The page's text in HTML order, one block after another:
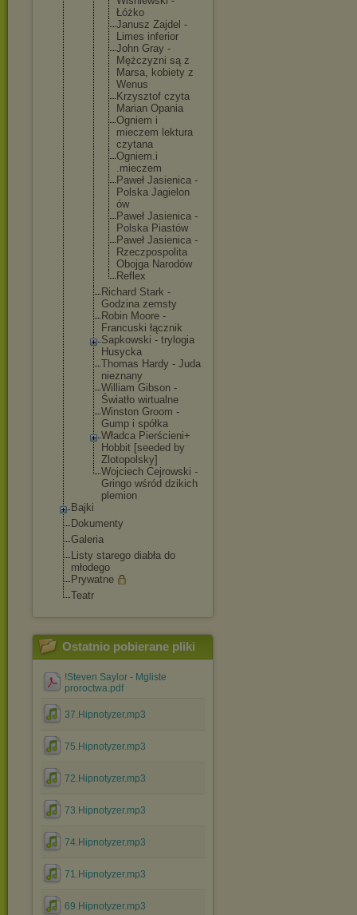
Łóżko
Janusz Zajdel -
Limes inferior
John Gray -
Mężczyzni są z
Marsa, kobiety z
Wenus
Krzysztof czyta
Marian Opania
Ogniem i
mieczem lektura
czytana
Ogniem.i
.mieczem
Paweł Jasienica -
Polska Jagielon
ów
Paweł Jasienica -
Polska Piastów
Paweł Jasienica -
Rzeczpospolita
Obojga Narodów
Reflex
Richard Stark -
Godzina zemsty
Robin Moore -
Francuski łącznik
Sapkowski - trylogia
Husycka
Thomas Hardy - Juda
nieznany
William Gibson -
Światło wirtualne
Winston Groom -
Gump i spółka
Władca Pierścieni+
Hobbit [seeded by
Zlotopolsky]
Wojciech Cejrowski -
Gringo wśród dzikich
plemion
Bajki
Dokumenty
Galeria
Listy starego diabła do
młodego
Prywatne
Teatr
Ostatnio pobierane pliki
!Steven Saylor - Mgliste
proroctwa.pdf
37.Hipnotyzer.mp3
75.Hipnotyzer.mp3
72.Hipnotyzer.mp3
73.Hipnotyzer.mp3
74.Hipnotyzer.mp3
71.Hipnotyzer.mp3
69.Hipnotyzer.mp3